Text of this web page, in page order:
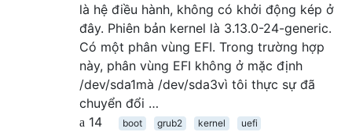
là hệ điều hành, không có khởi động kép ở
đây. Phiên bản kernel là 3.13.0-24-generic.
Có một phân vùng EFI. Trong trường hợp
này, phân vùng EFI không ở mặc định
/dev/sda1mà /dev/sda3vì tôi thực sự đã
chuyển đổi …
14
boot grub2 kernel uefi